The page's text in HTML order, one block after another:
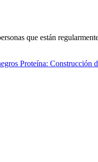
que están
Proteína: Construcción